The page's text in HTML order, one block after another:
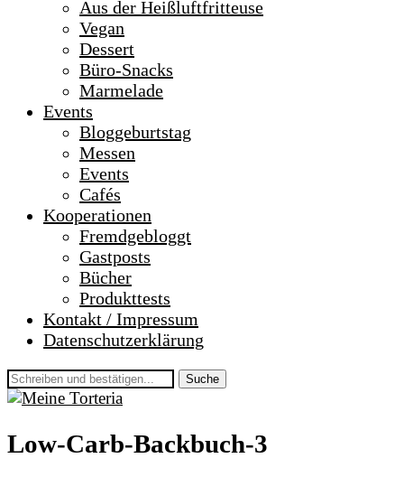
Aus der Heißluftfritteuse
Vegan
Dessert
Büro-Snacks
Marmelade
Events
Bloggeburtstag
Messen
Events
Cafés
Kooperationen
Fremdgebloggt
Gastposts
Bücher
Produkttests
Kontakt / Impressum
Datenschutzerklärung
Suche
Low-Carb-Backbuch-3